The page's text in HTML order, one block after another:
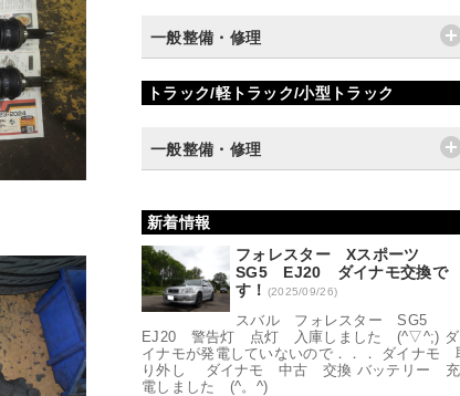
一般整備・修理
トラック/軽トラック/小型トラック
一般整備・修理
新着情報
フォレスター Xスポーツ
SG5 EJ20 ダイナモ交換で
す！ (2025/09/26)
スバル フォレスター SG5
EJ20 警告灯 点灯 入庫しました (^▽^;) ダ
イナモが発電していないので．．． ダイナモ
り外し ダイナモ 中古 交換 バッテリー 充
電しました (^。^)